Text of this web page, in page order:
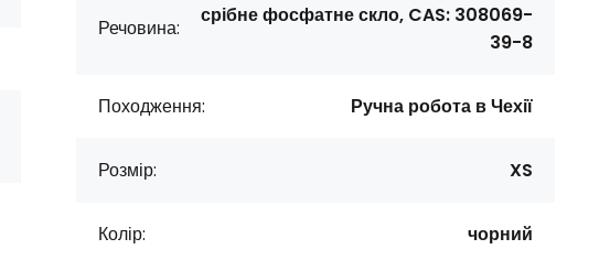
Речовина:
срібне фосфатне скло, CAS: 308069-
39-8
Походження: Ручна робота в Чехії
Розмір: XS
Колір: чорний